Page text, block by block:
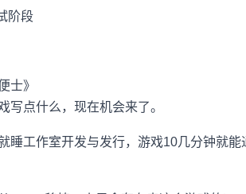
阶段
写点什么，现在机会来了。
睡工作室开发与发行，游戏10几分钟就